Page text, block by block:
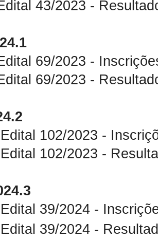
2023 - Resultado
2023 - Inscrições
69/2023 -
2023 -
2023 - Resultado
2024 - Inscrições
39/2024 -